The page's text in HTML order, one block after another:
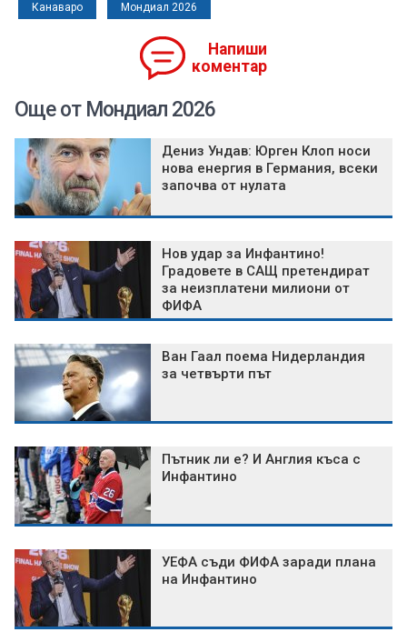
Канаваро Мондиал 2026
Напиши
коментар
Още от Мондиал 2026
Дениз Ундав: Юрген Клоп носи
нова енергия в Германия, всеки
започва от нулата
Нов удар за Инфантино!
Градовете в САЩ претендират
за неизплатени милиони от
ФИФА
Ван Гаал поема Нидерландия
за четвърти път
Пътник ли е? И Англия къса с
Инфантино
УЕФА съди ФИФА заради плана
на Инфантино